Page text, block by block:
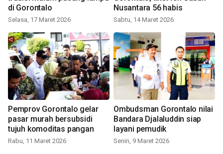
di Gorontalo
Selasa, 17 Maret 2026
Nusantara 56 habis
Sabtu, 14 Maret 2026
Pemprov Gorontalo gelar
pasar murah bersubsidi
tujuh komoditas pangan
Rabu, 11 Maret 2026
Ombudsman Gorontalo nilai
Bandara Djalaluddin siap
layani pemudik
Senin, 9 Maret 2026